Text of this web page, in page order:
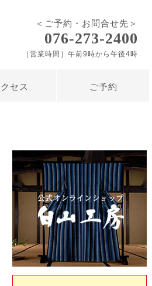
＜ご予約・お問合せ先＞
076-273-2400
［営業時間］午前9時から午後4時
セス ご予約